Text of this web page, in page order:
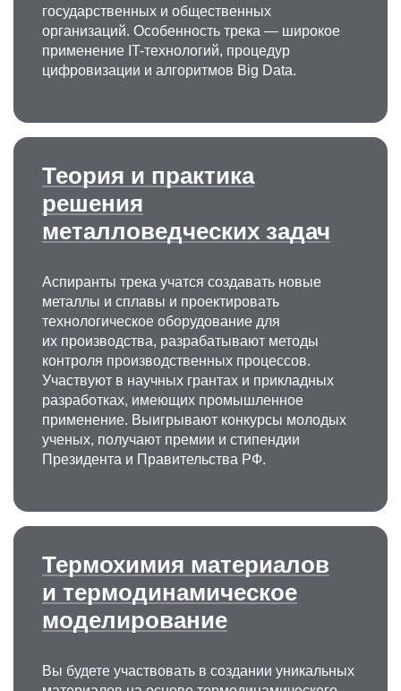
государственных и общественных
организаций. Особенность трека — широкое
применение IT-технологий, процедур
цифровизации и алгоритмов Big Data.
Теория и практика
решения
металловедческих задач
Аспиранты трека учатся создавать новые
металлы и сплавы и проектировать
технологическое оборудование для
их производства, разрабатывают методы
контроля производственных процессов.
Участвуют в научных грантах и прикладных
разработках, имеющих промышленное
применение. Выигрывают конкурсы молодых
ученых, получают премии и стипендии
Президента и Правительства РФ.
Термохимия материалов
и термодинамическое
моделирование
Вы будете участвовать в создании уникальных